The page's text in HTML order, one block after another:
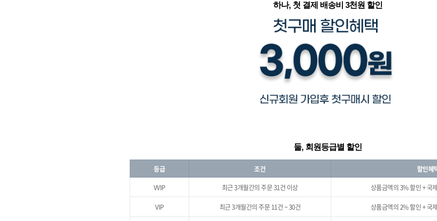
하나, 첫 결제 배송비 3천원 할인
둘, 회원등급별 할인
등급 조건
할인혜
VVIP
최근 3개월간의 주문 31건 이상 상품금액의 3% 할인 + 국
VIP 최근 3개월간의 주문 11건 ~ 30건 상품금액의 2% 할인 + 국